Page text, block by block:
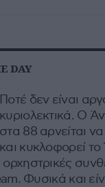
DAY
Ποτέ δεν είναι
κυριολεκτικά. Ο
στα 88 αρνείται
και κυκλοφορεί το
Φυσικά και